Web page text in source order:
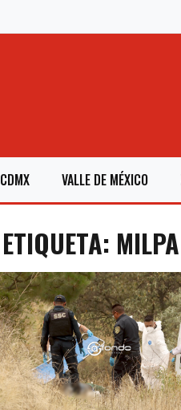
CDMX VALLE DE MÉXICO
ETIQUETA: